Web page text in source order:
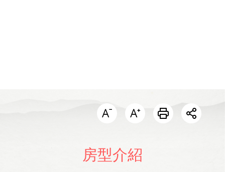
開啟
房型介紹